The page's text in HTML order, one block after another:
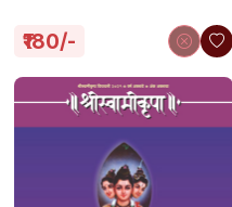
₹180/-